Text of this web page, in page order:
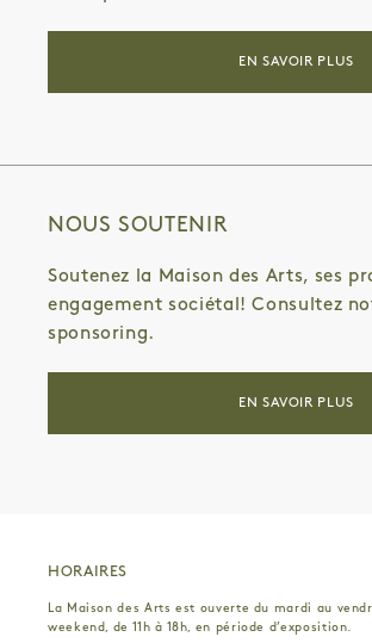
EN SAVOIR PLUS
NOUS SOUTENIR
Soutenez la Maison des Arts, ses
engagement sociétal! Consultez
sponsoring.
EN SAVOIR PLUS
HORAIRES
La Maison des Arts est ouverte du mardi au
weekend, de 11h à 18h, en période d’exposition.